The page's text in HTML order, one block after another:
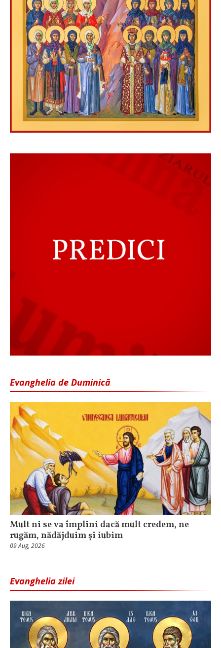
Evanghelia de Duminică
Mult ni se va împlini dacă mult credem, ne
rugăm, nădăjduim și iubim
09 Aug, 2026
Evanghelia zilei